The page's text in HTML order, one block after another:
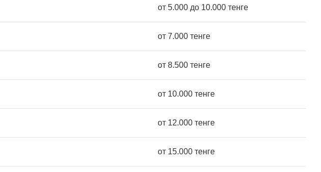
от 5.000 до 10.000 тенге
от 7.000 тенге
от 8.500 тенге
от 10.000 тенге
от 12.000 тенге
от 15.000 тенге